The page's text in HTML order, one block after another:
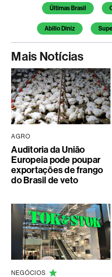
Temas deste artigo
Últimas Brasil
Abilio Diniz
Mais Notícias
AGRO
Auditoria da União
Europeia pode poupar
exportações de frango
do Brasil de veto
NEGÓCIOS